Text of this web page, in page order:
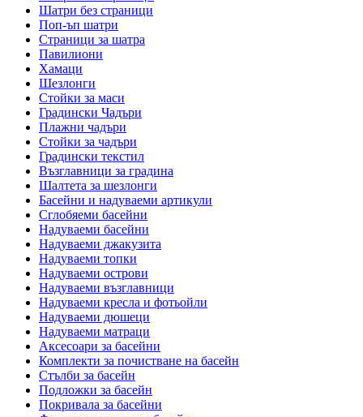
Шатри без страници
Поп-ъп шатри
Страници за шатра
Павилиони
Хамаци
Шезлонги
Стойки за маси
Градински Чадъри
Плажни чадъри
Стойки за чадъри
Градински текстил
Възглавници за градина
Шалтета за шезлонги
Басейни и надуваеми артикули
Сглобяеми басейни
Надуваеми басейни
Надуваеми джакузита
Надуваеми топки
Надуваеми острови
Надуваеми възглавници
Надуваеми кресла и фотьойли
Надуваеми дюшеци
Надуваеми матраци
Аксесоари за басейни
Комплекти за почистване на басейн
Стълби за басейн
Подложки за басейн
Покривала за басейни